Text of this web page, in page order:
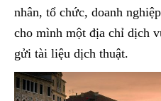
nhân, tổ chức, doanh
cho mình một địa chỉ dịch
gửi tài liệu dịch thuật.